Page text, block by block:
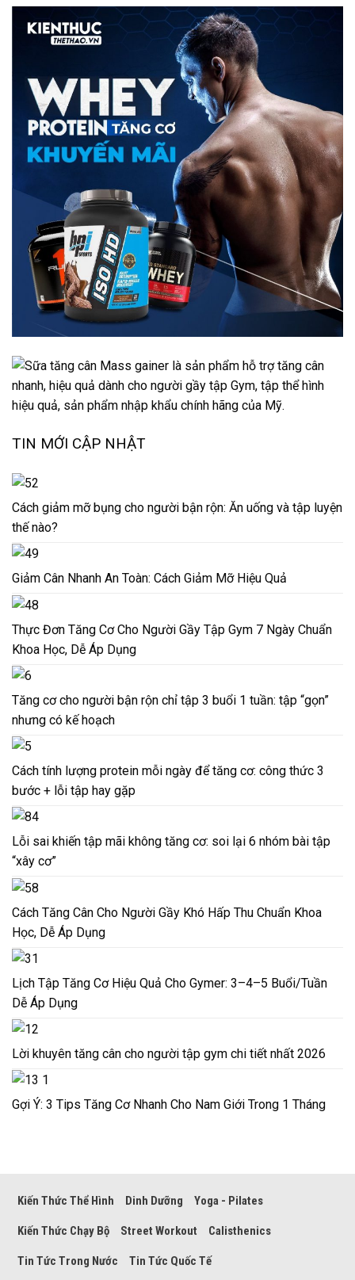
TIN MỚI CẬP NHẬT
Cách giảm mỡ bụng cho người bận rộn: Ăn uống và tập luyện
thế nào?
Giảm Cân Nhanh An Toàn: Cách Giảm Mỡ Hiệu Quả
Thực Đơn Tăng Cơ Cho Người Gầy Tập Gym 7 Ngày Chuẩn
Khoa Học, Dễ Áp Dụng
Tăng cơ cho người bận rộn chỉ tập 3 buổi 1 tuần: tập “gọn”
nhưng có kế hoạch
Cách tính lượng protein mỗi ngày để tăng cơ: công thức 3
bước + lỗi tập hay gặp
Lỗi sai khiến tập mãi không tăng cơ: soi lại 6 nhóm bài tập
“xây cơ”
Cách Tăng Cân Cho Người Gầy Khó Hấp Thu Chuẩn Khoa
Học, Dễ Áp Dụng
Lịch Tập Tăng Cơ Hiệu Quả Cho Gymer: 3–4–5 Buổi/Tuần
Dễ Áp Dụng
Lời khuyên tăng cân cho người tập gym chi tiết nhất 2026
Gợi Ý: 3 Tips Tăng Cơ Nhanh Cho Nam Giới Trong 1 Tháng
Kiến Thức Thể Hình Dinh Dưỡng Yoga - Pilates
Kiến Thức Chạy Bộ Street Workout Calisthenics
Tin Tức Trong Nước Tin Tức Quốc Tế